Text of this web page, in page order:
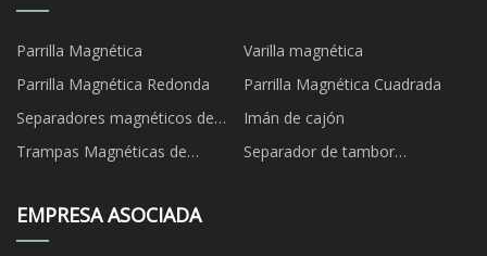
Parrilla Magnética
Varilla magnética
Parrilla Magnética Redonda
Parrilla Magnética Cuadrada
Separadores magnéticos de
tuberías
Imán de cajón
Trampas Magnéticas de
Separador de tambor
EMPRESA ASOCIADA